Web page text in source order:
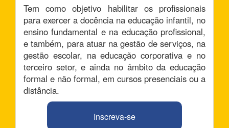
Tem como objetivo habilitar os profissionais
para exercer a docência na educação infantil, no
ensino fundamental e na educação profissional,
e também, para atuar na gestão de serviços, na
gestão escolar, na educação corporativa e no
terceiro setor, e ainda no âmbito da educação
formal e não formal, em cursos presenciais ou a
distância.
Inscreva-se